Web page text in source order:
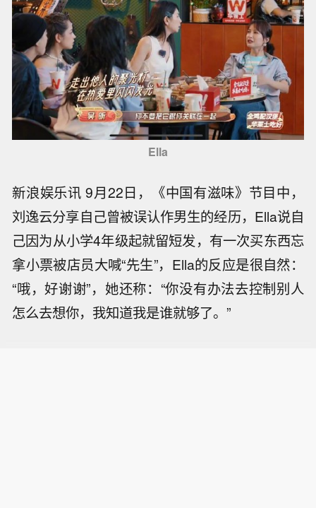
Ella
新浪娱乐讯 9月22日，《中国有滋味》节目中，
刘逸云分享自己曾被误认作男生的经历，Ella说自
己因为从小学4年级起就留短发，有一次买东西忘
拿小票被店员大喊“先生”，Ella的反应是很自然：
“哦，好谢谢”，她还称：“你没有办法去控制别人
怎么去想你，我知道我是谁就够了。”